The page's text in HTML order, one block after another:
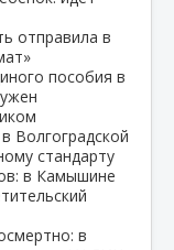
отправила в
пособия в
Волгоградской
стандарту
в Камышине
в